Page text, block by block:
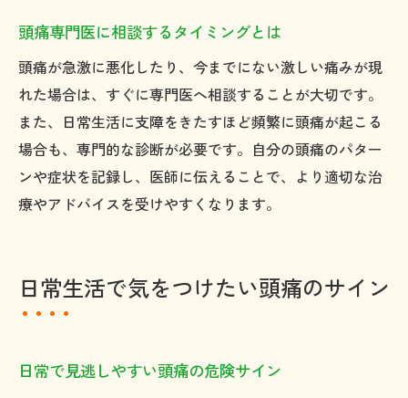
頭痛専門医に相談するタイミングとは
頭痛が急激に悪化したり、今までにない激しい痛みが現
れた場合は、すぐに専門医へ相談することが大切です。
また、日常生活に支障をきたすほど頻繁に頭痛が起こる
場合も、専門的な診断が必要です。自分の頭痛のパター
ンや症状を記録し、医師に伝えることで、より適切な治
療やアドバイスを受けやすくなります。
日常生活で気をつけたい頭痛のサイン
日常で見逃しやすい頭痛の危険サイン